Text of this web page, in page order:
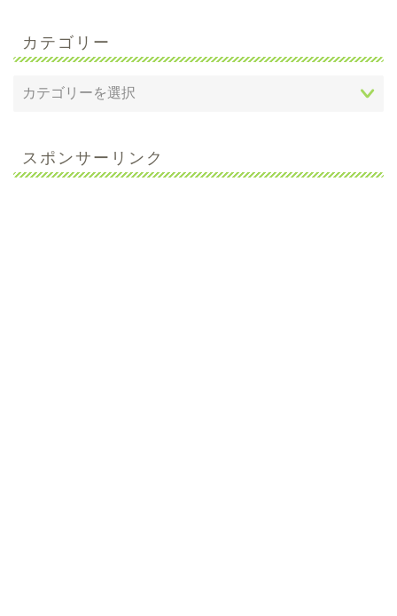
カテゴリー
スポンサーリンク